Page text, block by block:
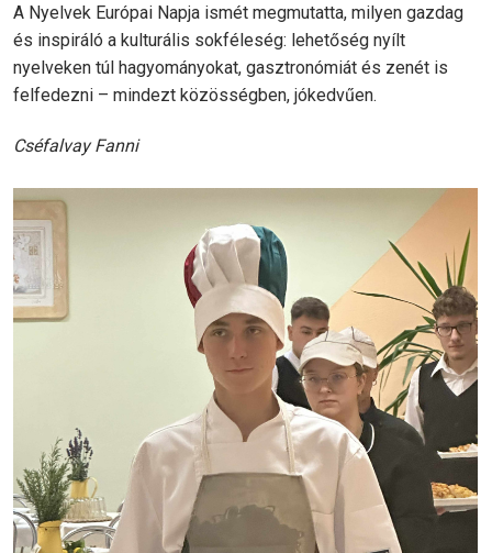
A Nyelvek Európai Napja ismét megmutatta, milyen gazdag
és inspiráló a kulturális sokféleség: lehetőség nyílt
nyelveken túl hagyományokat, gasztronómiát és zenét is
felfedezni – mindezt közösségben, jókedvűen.
Cséfalvay Fanni